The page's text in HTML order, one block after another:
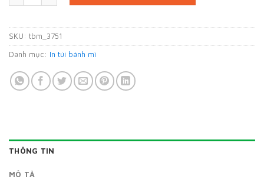
SKU: tbm_3751
Danh mục: In túi bánh mì
THÔNG TIN
MÔ TẢ